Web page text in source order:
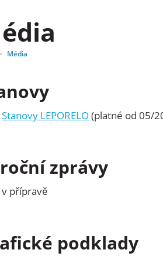
Média
Stanovy LEPORELO(platné od 05/
zprávy
v přípravě
podklady